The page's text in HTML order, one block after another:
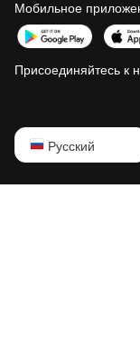
Мобильное
Присоединяйтесь к
Русский
English